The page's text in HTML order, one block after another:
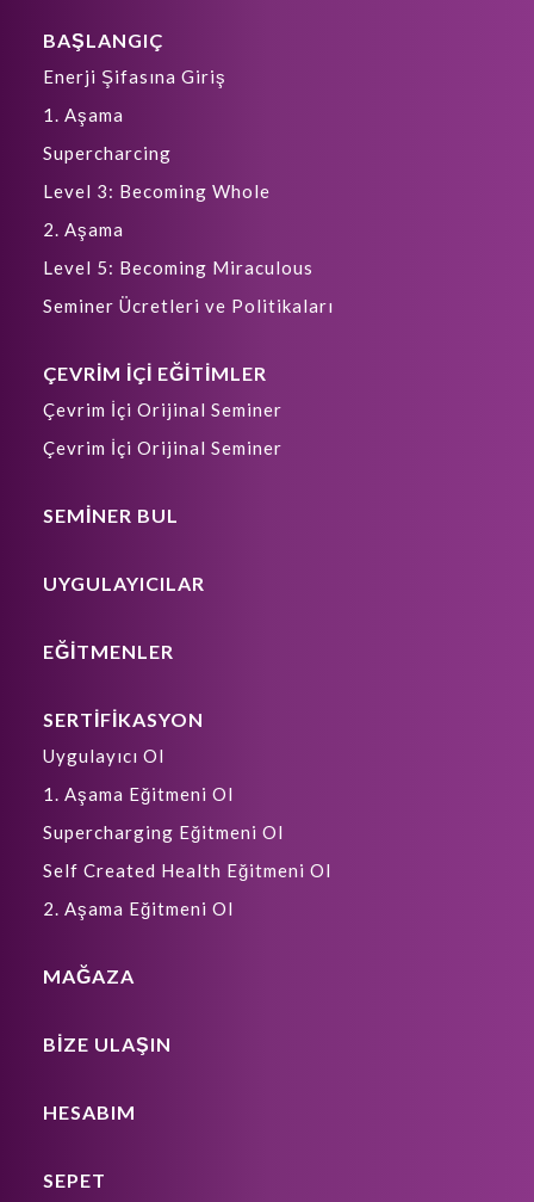
BAŞLANGIÇ
Enerji Şifasına Giriş
1. Aşama
Supercharcing
Level 3: Becoming Whole
2. Aşama
Level 5: Becoming Miraculous
Seminer Ücretleri ve Politikaları
ÇEVRİM İÇİ EĞİTİMLER
Çevrim İçi Orijinal Seminer
Çevrim İçi Orijinal Seminer
SEMİNER BUL
UYGULAYICILAR
EĞİTMENLER
SERTİFİKASYON
Uygulayıcı Ol
1. Aşama Eğitmeni Ol
Supercharging Eğitmeni Ol
Self Created Health Eğitmeni Ol
2. Aşama Eğitmeni Ol
MAĞAZA
BIZE ULAŞIN
HESABIM
SEPET